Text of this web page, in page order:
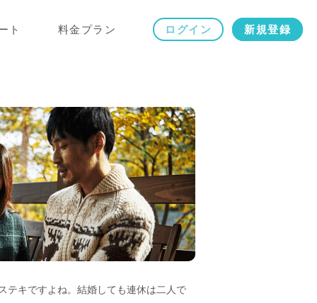
ト 料金プラン ログイン 新規登録
テキですよね。結婚しても連休は二人で